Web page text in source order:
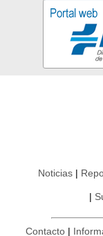
Noticias
Contacto